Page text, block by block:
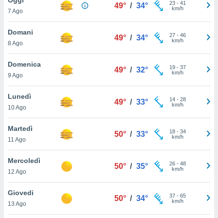
è
al sito
di
ci
di
il
un
la
nella
7 Ago
49° / 34° 23- 41
km/h
Domani
8 Ago
49° / 34° 27- 46
km/h
Domenica
9 Ago
49° / 32° 19- 37
km/h
Lunedì
10 Ago
49° / 33° 14- 28
km/h
Martedì
11 Ago
50° / 33° 18- 34
km/h
Mercoledì
12 Ago
50° / 35° 26- 48
km/h
Giovedi
13 Ago
50° / 34° 37- 65
km/h